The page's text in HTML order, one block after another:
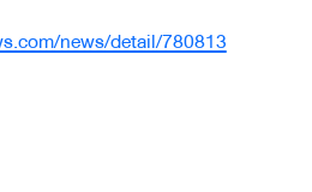
news/detail/780813